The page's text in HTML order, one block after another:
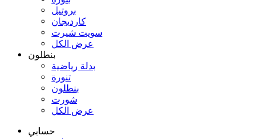
بروتيل
كارديجان
سويت شيرت
عرض الكل
بنطلون
بدلة رياضية
تنورة
بنطلون
شورت
عرض الكل
حسابي